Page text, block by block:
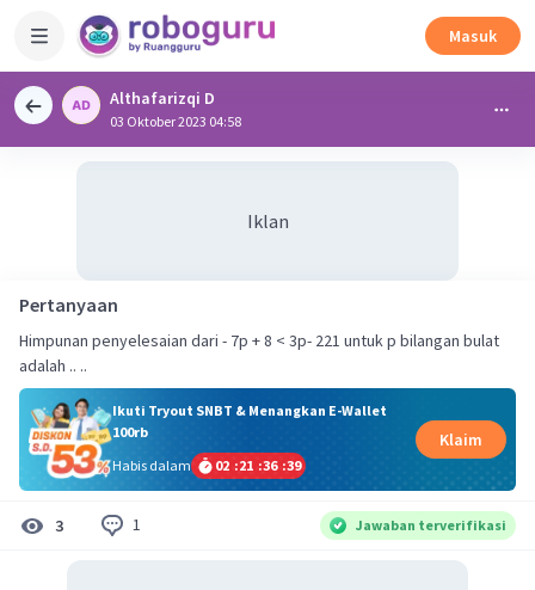
Masuk
Althafarizqi D
03 Oktober 2023 04:58
Iklan
Pertanyaan
Himpunan penyelesaian dari - 7p + 8 < 3p- 221 untuk p bilangan bulat
adalah .. ..
Ikuti Tryout SNBT & Menangkan E-Wallet
100rb
Habis dalam
02 :21 :36 :38
Klaim
3 1 Jawaban terverifikasi